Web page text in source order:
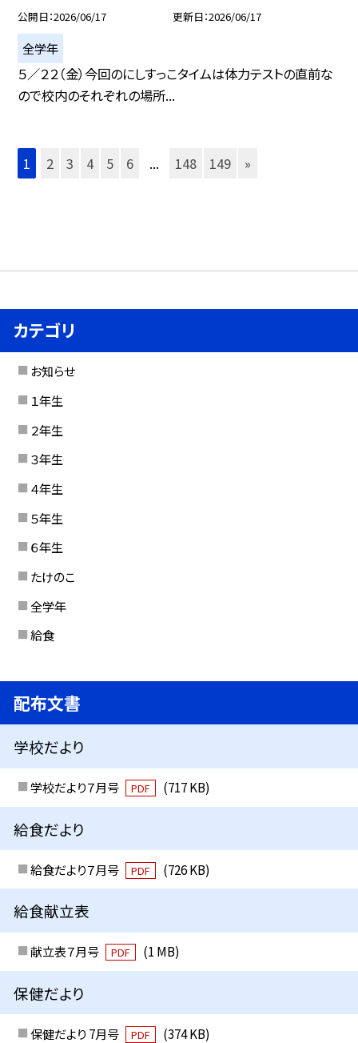
公開日 2026/06/17 更新日 2026/06/17
全学年
５／２２（金）今回のにしすっこタイムは体力テストの直前な
ので校内のそれぞれの場所...
1 2 3 4 5 6 ... 148 149 »
カテゴリ
お知らせ
１年生
２年生
３年生
４年生
５年生
６年生
たけのこ
全学年
給食
配布文書
学校だより
学校だより７月号 PDF (717 KB)
給食だより
給食だより７月号 PDF (726 KB)
給食献立表
献立表７月号 PDF (1 MB)
保健だより
保健だより 7月号 PDF
(374 KB)